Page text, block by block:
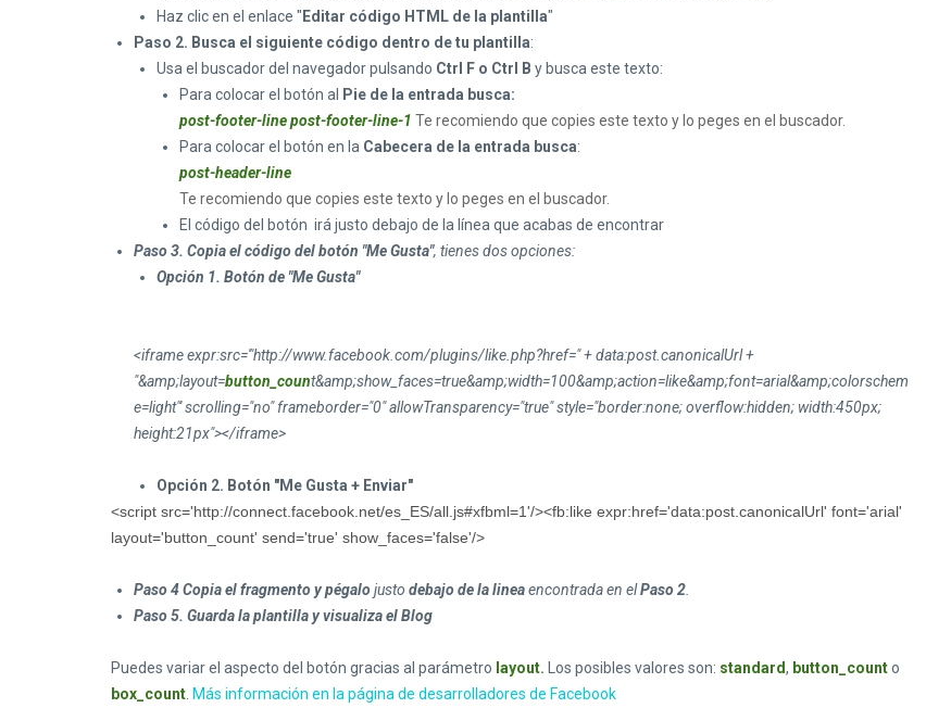
Haz clic en el enlace " Editar código HTML de la plantilla"
Paso 2. Busca el siguiente código dentro de tu plantilla:
Usa el buscador del navegador pulsando Ctrl F o Ctrl B y busca este texto:
Para colocar el botón al
Pie de la entrada busca:
post-footer-line post-footer-line-1 Te recomiendo que copies este texto y lo peges en el buscador.
Para colocar el botón en la Cabecera de la entrada busca:
post-header-line
Te recomiendo que copies este texto y lo peges en el buscador.
El código del botón irá justo debajo de la línea que acabas de encontrar
Paso 3. Copia el código del botón "Me Gusta", tienes dos opciones:
Opción 1. Botón de "Me Gusta"
<iframe expr:src='"http://www.facebook.com/plugins/like.php?href=" + data:post.canonicalUrl +
"&amp;layout=button_count&amp;show_faces=true&amp;width=100&amp;action=like&amp;font=arial&amp;colorschem
e=light"' scrolling="no" frameborder="0" allowTransparency="true" style="border:none; overflow:hidden; width:450px;
height:21px"></iframe>
Opción 2. Botón "Me Gusta + Enviar"
<script src='http://connect.facebook.net/es_ES/all.js#xfbml=1'/><fb:like expr:href='data:post.canonicalUrl' font='arial'
layout='button_count' send='true' show_faces='false'/>
Paso 4Copia el fragmento y pégalojusto debajo de la lineaencontrada en elPaso 2
Paso 5. Guarda la plantilla y visualiza el Blog
Puedes variar el aspecto del botón gracias al parámetro layout. Los posibles valores son: standard, button_counto
box_count Más información en la página de desarrolladores de Facebook